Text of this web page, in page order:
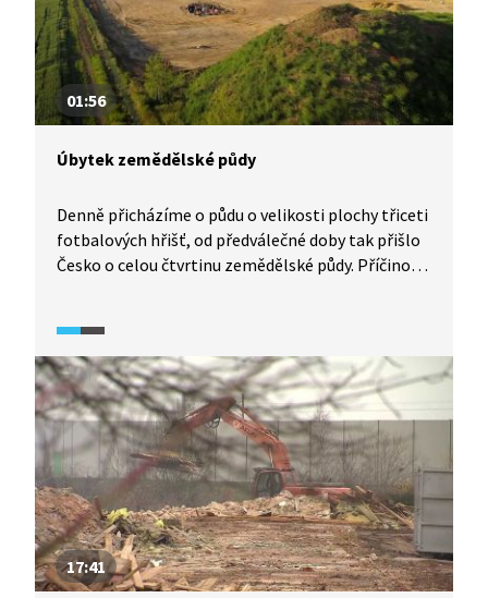
dálnic přinést.
01:56
Úbytek zemědělské půdy
Denně přicházíme o půdu o velikosti plochy třiceti
fotbalových hřišť, od předválečné doby tak přišlo
Česko o celou čtvrtinu zemědělské půdy. Příčinou
důsledky. Krajina, která se mění na města
či logistická centra, ztrácí své přirozené
schopnosti.
17:41